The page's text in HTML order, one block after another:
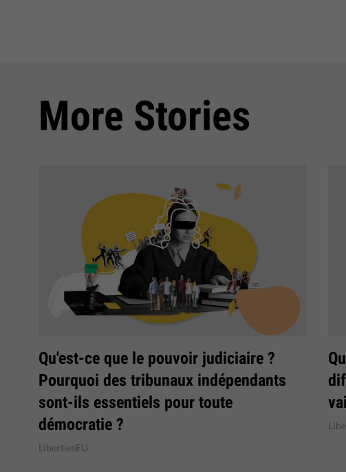
More Stories
Qu'est-ce que le pouvoir judiciaire ?
Pourquoi des tribunaux indépendants
sont-ils essentiels pour toute
démocratie ?
LibertiesEU